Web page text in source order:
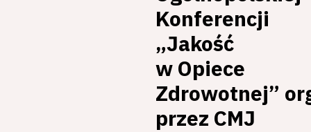
Konferencji
„Jakość
w Opiece
Zdrowotnej”
przez CMJ